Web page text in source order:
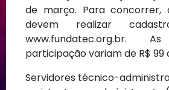
de março. Para concorrer,
devem realizar
www.fundatec.org.br.
participação variam de R$ 99
Servidores técnico-